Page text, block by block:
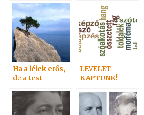
NAPTÁRA
Ha a lélek erős,
de a test
LEVELET
KAPTUNK! –